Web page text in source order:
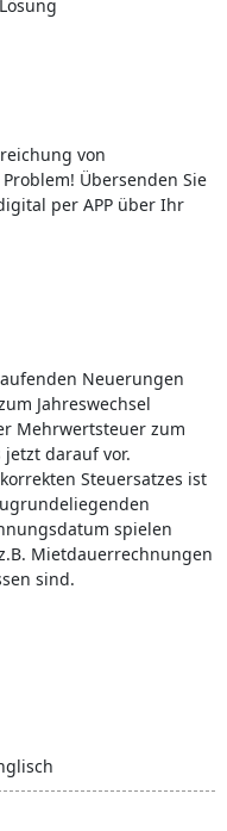
von
Übersenden Sie
per APP über Ihr
Neuerungen
Jahreswechsel
Mehrwertsteuer zum
jetzt darauf vor.
Steuersatzes ist
spielen
Mietdauerrechnungen
sind.